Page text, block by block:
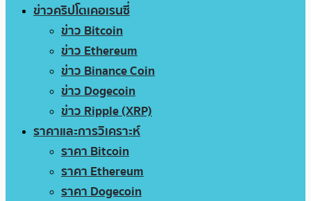
ข่าวคริปโตเคอเรนซี่
ข่าว Bitcoin
ข่าว Ethereum
ข่าว Binance Coin
ข่าว Dogecoin
ข่าว Ripple (XRP)
ราคาและการวิเคราะห์
ราคา Bitcoin
ราคา Ethereum
ราคา Dogecoin